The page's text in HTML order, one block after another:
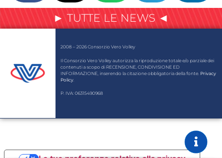
► TUTTE LE NEWS ◄
2008 – 2026 Consorzio Vero Volley
Il Consorzio Vero Volley autorizza la riproduzione totale e/o parziale dei
contenuti a scopo di RECENSIONE, CONDIVISIONE ED
INFORMAZIONE, inserendo la citazione obbligatoria della fonte. Privacy
Policy
P. IVA: 06315490968